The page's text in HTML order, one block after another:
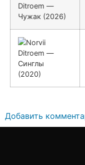
Добавить